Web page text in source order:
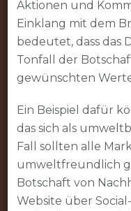
Aktionen und
Einklang mit dem
bedeutet, dass das
Tonfall der
gewünschten
Ein Beispiel dafür
das sich als
Fall sollten alle
umweltfreundlich
Botschaft von
Website über